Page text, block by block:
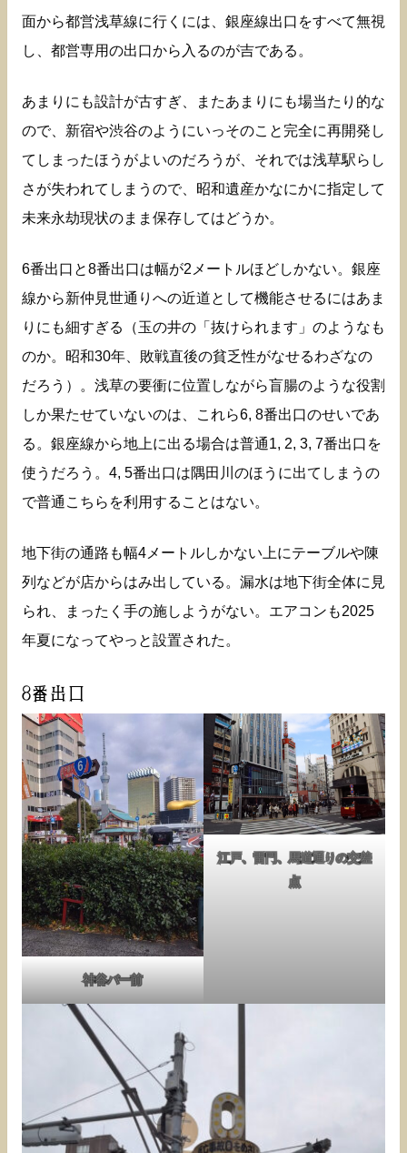
面から都営浅草線に行くには、銀座線出口をすべて無視
し、都営専用の出口から入るのが吉である。
あまりにも設計が古すぎ、またあまりにも場当たり的な
ので、新宿や渋谷のようにいっそのこと完全に再開発し
てしまったほうがよいのだろうが、それでは浅草駅らし
さが失われてしまうので、昭和遺産かなにかに指定して
未来永劫現状のまま保存してはどうか。
6番出口と8番出口は幅が2メートルほどしかない。銀座
線から新仲見世通りへの近道として機能させるにはあま
りにも細すぎる（玉の井の「抜けられます」のようなも
のか。昭和30年、敗戦直後の貧乏性がなせるわざなの
だろう）。浅草の要衝に位置しながら盲腸のような役割
しか果たせていないのは、これら6, 8番出口のせいであ
る。銀座線から地上に出る場合は普通1, 2, 3, 7番出口を
使うだろう。4, 5番出口は隅田川のほうに出てしまうの
で普通こちらを利用することはない。
地下街の通路も幅4メートルしかない上にテーブルや陳
列などが店からはみ出している。漏水は地下街全体に見
られ、まったく手の施しようがない。エアコンも2025
年夏になってやっと設置された。
8番出口
神谷バー前
江戸、雷門、馬道通りの交差
点